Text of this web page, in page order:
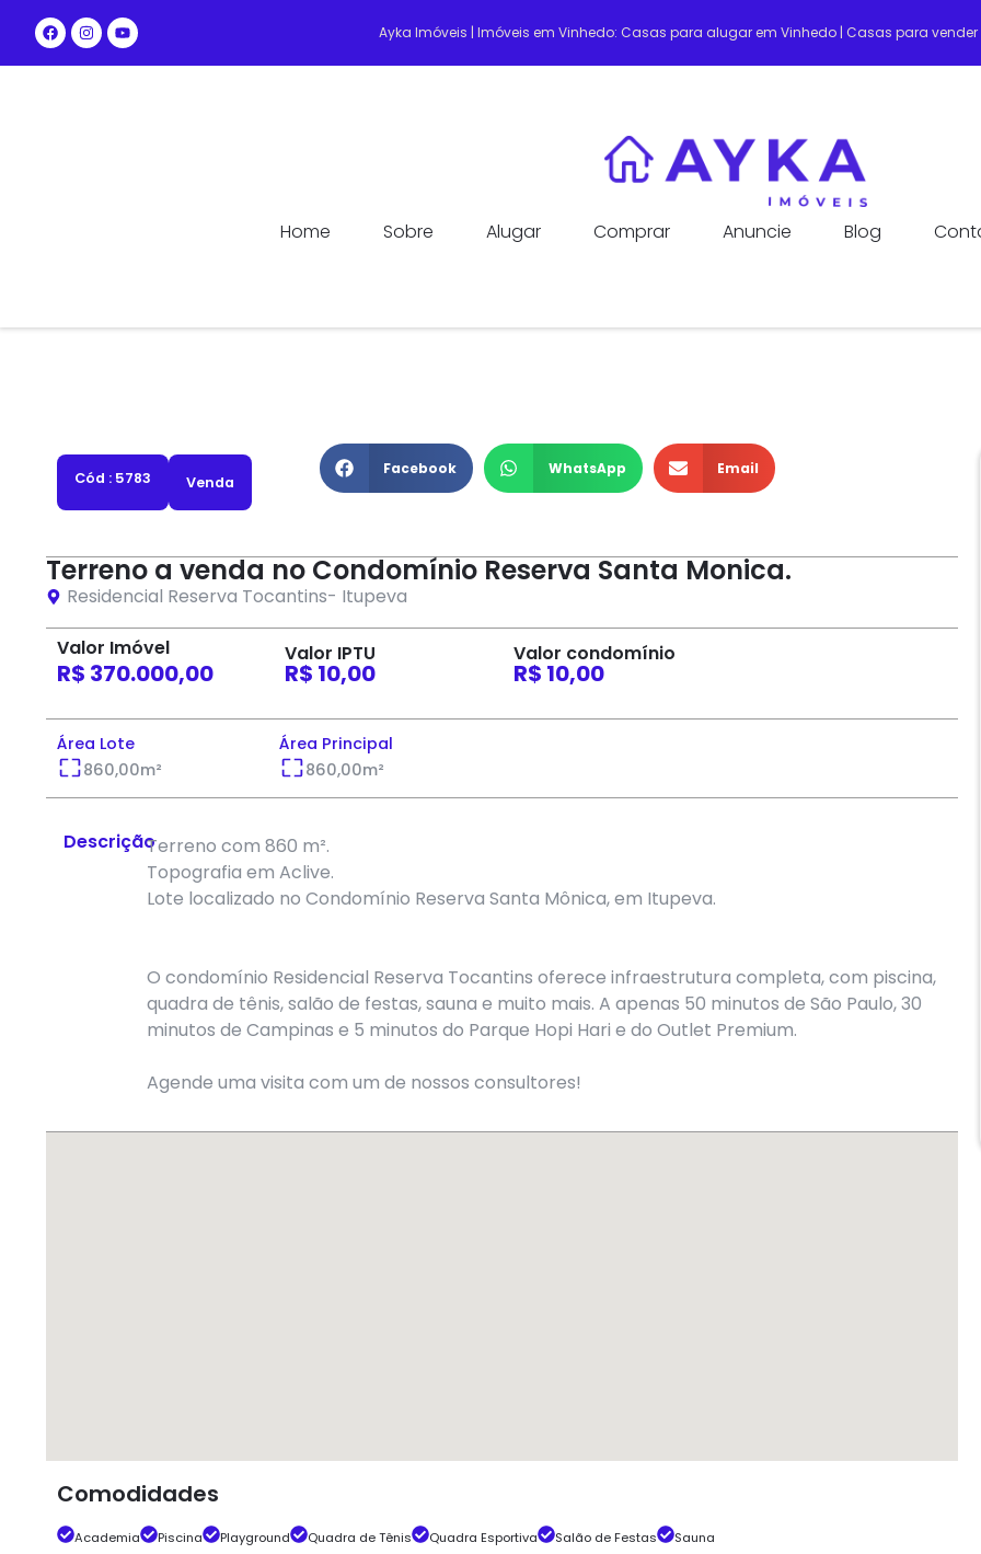
Ayka Imóveis | Imóveis em Vinhedo: Casas para alugar em Vinhedo | Casas para
Home Sobre Alugar Comprar Anuncie Blog
Cód : 5783 Venda
Facebook WhatsApp Email
Terreno a venda no Condomínio Reserva Santa Monica.
Residencial Reserva Tocantins- Itupeva
Valor Imóvel
R$ 370.000,00
Valor IPTU
R$ 10,00
Valor condomínio
R$ 10,00
Área Lote
860,00m²
Área Principal
860,00m²
DescriçãoTerreno com 860 m².
Topografia em Aclive.
Lote localizado no Condomínio Reserva Santa Mônica, em Itupeva.
O condomínio Residencial Reserva Tocantins oferece infraestrutura completa, com piscina,
quadra de tênis, salão de festas, sauna e muito mais. A apenas 50 minutos de São Paulo, 30
minutos de Campinas e 5 minutos do Parque Hopi Hari e do Outlet Premium.
Agende uma visita com um de nossos consultores!
Comodidades
Academia Piscina Playground Quadra de Tênis Quadra Esportiva Salão de Festas Sauna